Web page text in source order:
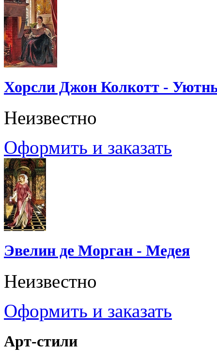
Хорсли Джон Колкотт -
Неизвестно
Оформить и заказать
Эвелин де Морган - Медея
Неизвестно
Оформить и заказать
Арт-стили